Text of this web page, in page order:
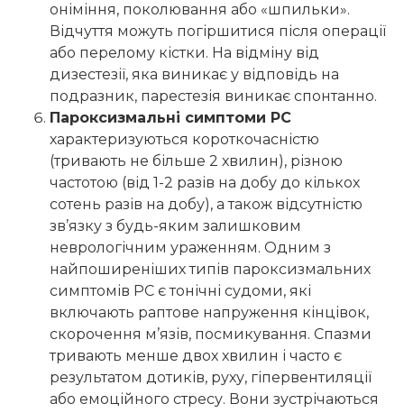
оніміння, поколювання або «шпильки».
Відчуття можуть погіршитися після операції
або перелому кістки. На відміну від
дизестезії, яка виникає у відповідь на
подразник, парестезія виникає спонтанно.
Пароксизмальні симптоми РС
характеризуються короткочасністю
(тривають не більше 2 хвилин), різною
частотою (від 1-2 разів на добу до кількох
сотень разів на добу), а також відсутністю
зв’язку з будь-яким залишковим
неврологічним ураженням. Одним з
найпоширеніших типів пароксизмальних
симптомів РС є тонічні судоми, які
включають раптове напруження кінцівок,
скорочення м’язів, посмикування. Спазми
тривають менше двох хвилин і часто є
результатом дотиків, руху, гіпервентиляції
або емоційного стресу. Вони зустрічаються